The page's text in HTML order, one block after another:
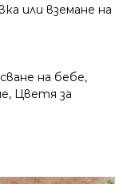
или вземане на
на бебе,
, Цветя за